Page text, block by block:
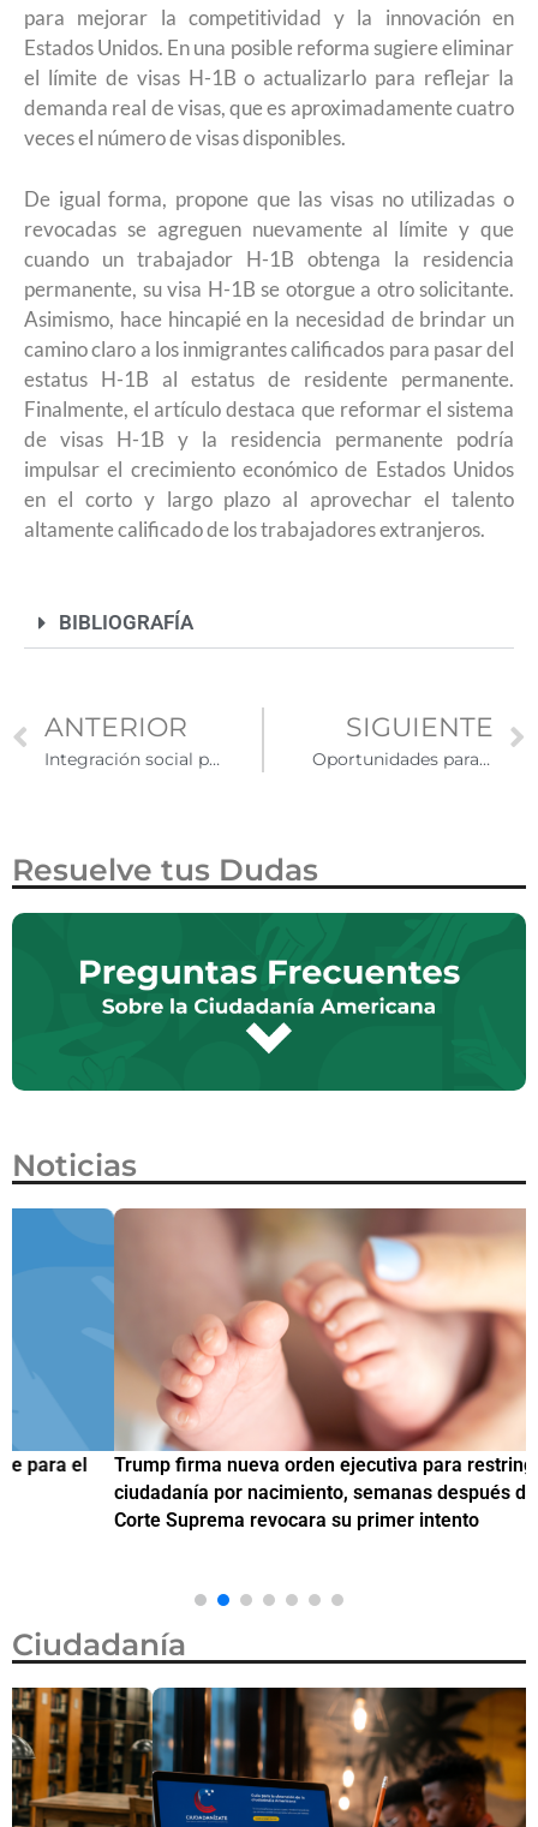
para mejorar la competitividad y la innovación en
Estados Unidos. En una posible reforma sugiere eliminar
el límite de visas H-1B o actualizarlo para reflejar la
demanda real de visas, que es aproximadamente cuatro
veces el número de visas disponibles.
De igual forma, propone que las visas no utilizadas o
revocadas se agreguen nuevamente al límite y que
cuando un trabajador H-1B obtenga la residencia
permanente, su visa H-1B se otorgue a otro solicitante.
Asimismo, hace hincapié en la necesidad de brindar un
camino claro a los inmigrantes calificados para pasar del
estatus H-1B al estatus de residente permanente.
Finalmente, el artículo destaca que reformar el sistema
de visas H-1B y la residencia permanente podría
impulsar el crecimiento económico de Estados Unidos
en el corto y largo plazo al aprovechar el talento
altamente calificado de los trabajadores extranjeros.
BIBLIOGRAFÍA
ANTERIOR
Integración social para inmigrantes en Estados Unidos: adaptación e integración en la sociedad
SIGUIENTE
Oportunidades para los niños latinos nacidos o criados en Estados Unidos
Resuelve tus Dudas
Noticias
Trump firma nueva orden ejecutiva para restringir la
ciudadanía por nacimiento, semanas después de que la
Corte Suprema revocara su primer intento
Ciudadanía